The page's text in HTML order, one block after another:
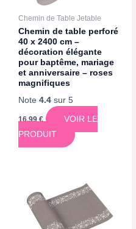
Chemin de Table Jetable
Chemin de table perforé
40 x 2400 cm –
décoration élégante
pour baptême, mariage
et anniversaire – roses
magnifiques
Note 4.4sur 5
16,99€
VOIR LE
PRODUIT